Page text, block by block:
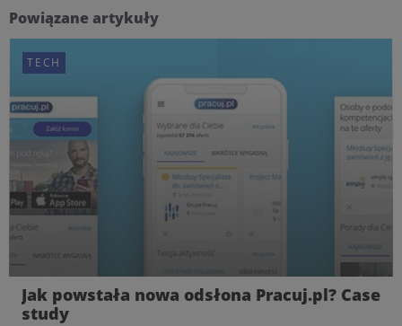
Powiązane artykuły
TECH
Jak powstała nowa odsłona Pracuj.pl? Case
study